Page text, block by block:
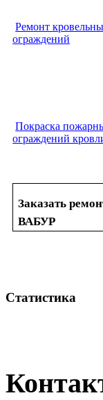
Ремонт
ограждений
Покраска
ограждений
Заказать
ВАБУР
Статистика